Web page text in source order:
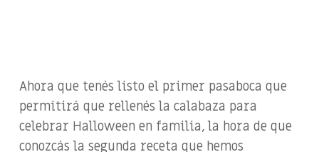
Ahora que tenés listo el primer pasaboca que
permitirá que rellenés la calabaza para
celebrar Halloween en familia, la hora de que
conozcás la segunda receta que hemos